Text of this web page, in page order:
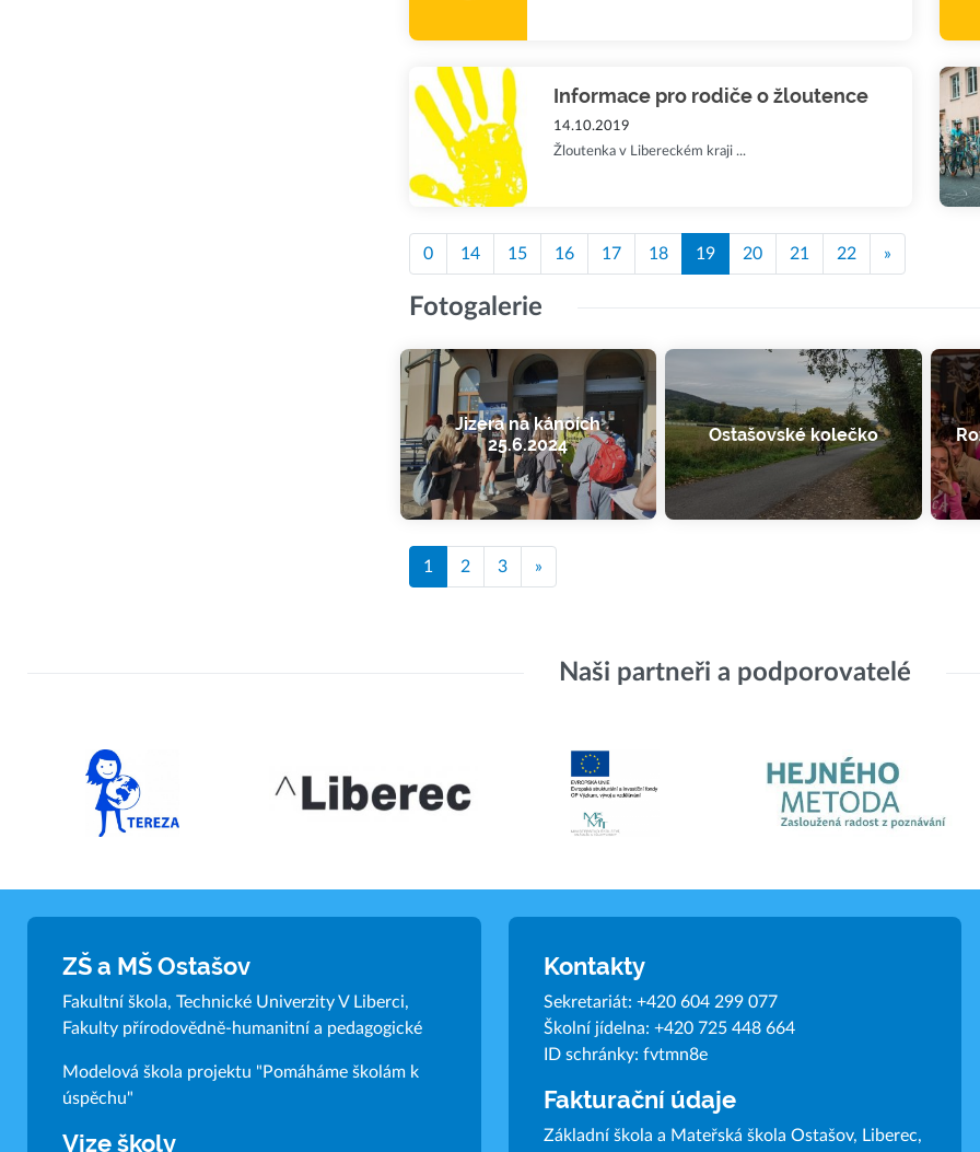
Informace pro rodiče o žloutence
14.10.2019
Žloutenka v Libereckém kraji ...
0 14 15 16 17 18 19 20 21 22 »
Fotogalerie
Jizera na kánoích
25.6.2024
Ostašovské kolečko
1 2 3 »
Naši partneři a podporovatelé
ZŠ a MŠ Ostašov
Fakultní škola, Technické Univerzity V Liberci,
Fakulty přírodovědně-humanitní a pedagogické
Modelová škola projektu "Pomáháme školám k
úspěchu"
Vize školy
Kontakty
Sekretariát: +420 604 299 077
Školní jídelna: +420 725 448 664
ID schránky: fvtmn8e
Fakturační údaje
Základní škola a Mateřská škola Ostašov, Liberec,